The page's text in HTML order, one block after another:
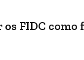
FIDC